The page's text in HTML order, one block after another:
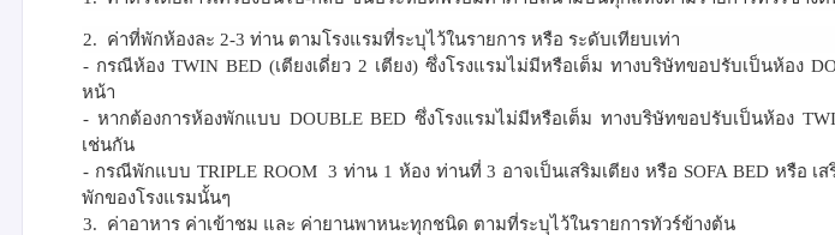
2.
ค่าที่พักห้องละ 2-3 ท่าน ตามโรงแรมที่ระบุไว้ในรายการ หรือ ระดับเทียบเท่า
- กรณีห้องTWIN BED (เตียงเดี่ยว 2 เตียง) ซึ่งโรงแรมไม่มีหรือเต็ม ทางบริษัทขอปรับเป็นห้อง
หน้า
- หากต้องการห้องพักแบบ DOUBLE BEDซึ่งโรงแรมไม่มีหรือเต็ม ทางบริษัทขอปรับเป็นห้อง
เช่นกัน
- กรณีพักแบบ TRIPLE ROOM3 ท่าน 1 ห้อง ท่านที่ 3 อาจเป็นเสริมเตียง หรือ SOFA BED หรือ เ
พักของโรงแรมนั้นๆ
3.
ค่าอาหาร ค่าเข้าชม และ ค่ายานพาหนะทุกชนิด ตามที่ระบุไว้ในรายการทัวร์ข้างต้น